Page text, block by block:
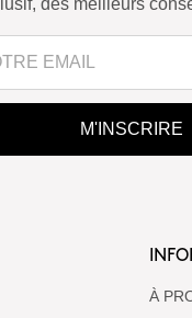
des meilleurs
M'INSCRIRE
À